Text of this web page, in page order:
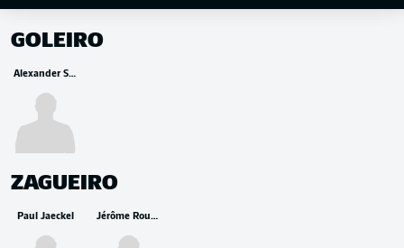
GOLEIRO
Alexander Schwolow
ZAGUEIRO
Paul Jaeckel Jérôme Roussillon